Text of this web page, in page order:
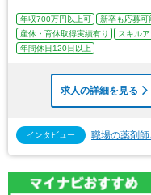
年収700万円以上可 新卒も応募可
産休・育休取得実績有り
スキル
年間休日120日以上
求人の詳細を見る
インタビュー 職場の薬剤